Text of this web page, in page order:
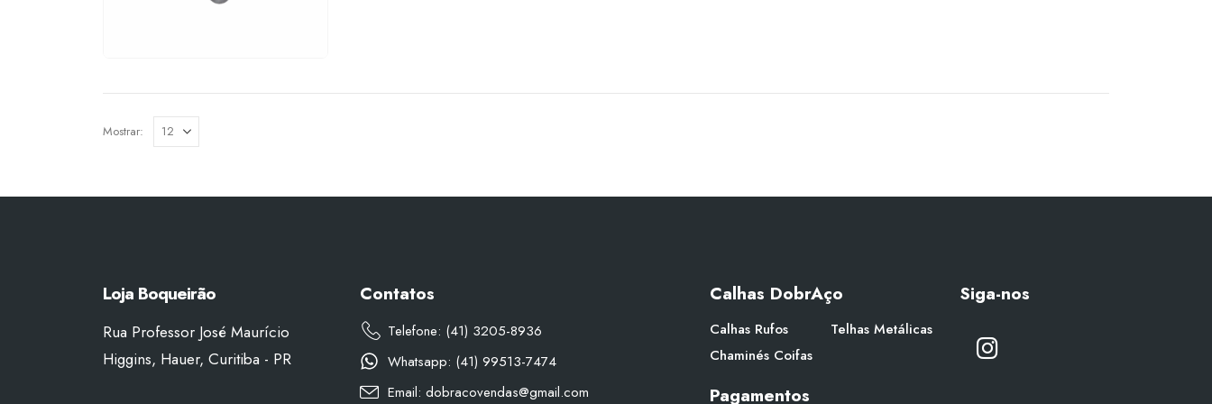
Mostrar:
Loja Boqueirão
Rua Professor José Maurício
Higgins, Hauer, Curitiba - PR
Contatos
Telefone: (41) 3205-8936
Whatsapp: (41) 99513-7474
Email: dobracovendas@gmail.com
Calhas DobrAço
Calhas Rufos
Chaminés Coifas
Telhas Metálicas
Pagamentos
Siga-nos